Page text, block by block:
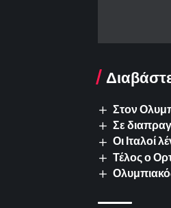
Στον
Σε
Οι Ιταλοί
Τέλος ο